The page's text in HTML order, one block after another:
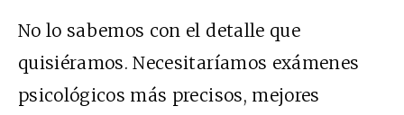
No lo sabemos con el detalle que
quisiéramos. Necesitaríamos exámenes
psicológicos más precisos, mejores